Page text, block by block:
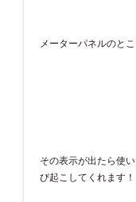
メーターパネルのと
その表示が出たら使
び起こしてくれます！